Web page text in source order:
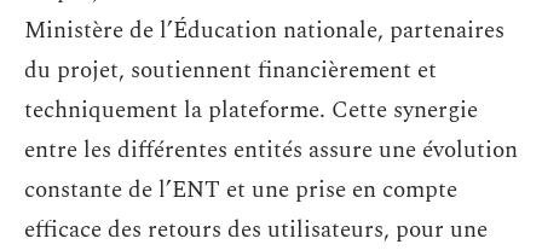
Ministère de l’Éducation nationale, partenaires
du projet, soutiennent financièrement et
techniquement la plateforme. Cette synergie
entre les différentes entités assure une évolution
constante de l’ENT et une prise en compte
efficace des retours des utilisateurs, pour une